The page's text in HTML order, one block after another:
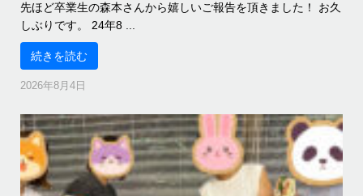
先ほど卒業生の森本さんから嬉しいご報告を頂きました！ お久
しぶりです。 24年8 ...
続きを読む
2026年8月4日